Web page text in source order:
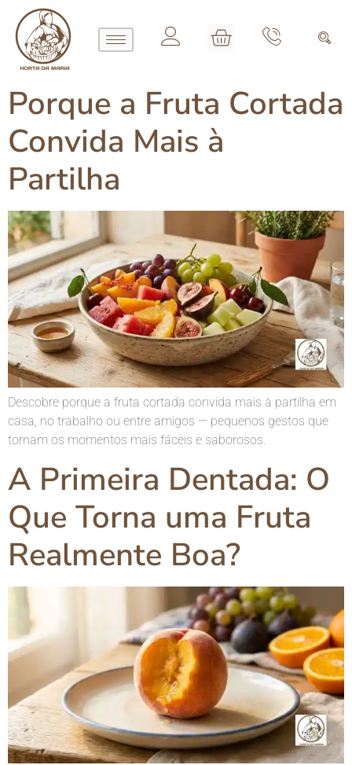
Porque a Fruta Cortada
Convida Mais à
Partilha
Descobre porque a fruta cortada convida mais à partilha em
casa, no trabalho ou entre amigos — pequenos gestos que
tornam os momentos mais fáceis e saborosos.
A Primeira Dentada: O
Que Torna uma Fruta
Realmente Boa?